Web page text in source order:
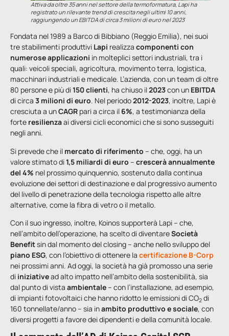
Attiva da oltre 35 anni nel settore della termoformatura, Lapi ha
registrato un rilevante trend di crescita negli ultimi 10 anni,
raggiungendo un EBITDA di circa 3 milioni di euro nel 2023
Fondata nel 1989 a Barco di Bibbiano (Reggio Emilia), nei suoi
tre stabilimenti produttivi Lapi realizza componenti con
numerose applicazioni in molteplici settori industriali, tra i
quali: veicoli speciali, agricoltura, movimento terra, logistica,
macchinari industriali e medicale. L’azienda, con un team di oltre
80 persone e più di150 clienti, ha chiuso il2023con un EBITDA
di circa 3 milioni di euro. Nel periodo2012-2023, inoltre, Lapi è
cresciuta a unCAGR pari a circa il 6%, a testimonianza della
forte resilienzaai diversi cicli economici che si sono susseguiti
negli anni.
Si prevede che il mercato di riferimento – che, oggi, ha un
valore stimato di1,5 miliardi di euro – crescerà annualmente
del 4% nel prossimo quinquennio, sostenuto dalla continua
evoluzione dei settori di destinazione e dal progressivo aumento
del livello di penetrazione della tecnologia rispetto alle altre
alternative, come la fibra di vetro o il metallo.
Con il suo ingresso, inoltre, Koinos supporterà Lapi – che,
nell’ambito dell’operazione, ha scelto di diventareSocietà
Benefitsin dal momento del closing – anche nello sviluppo del
piano ESG, con l’obiettivo di ottenere la certificazione B-Corp
nei prossimi anni. Ad oggi, la società ha già promosso una serie
di iniziativead alto impatto nell’ambito della sostenibilità, sia
dal punto di vista ambientale– con l’installazione, ad esempio,
di impianti fotovoltaici che hanno ridotto le emissioni di CO2 di
160 tonnellate/anno – sia inambito produttivo esociale, con
diversi progetti a favore dei dipendenti e della comunità locale.